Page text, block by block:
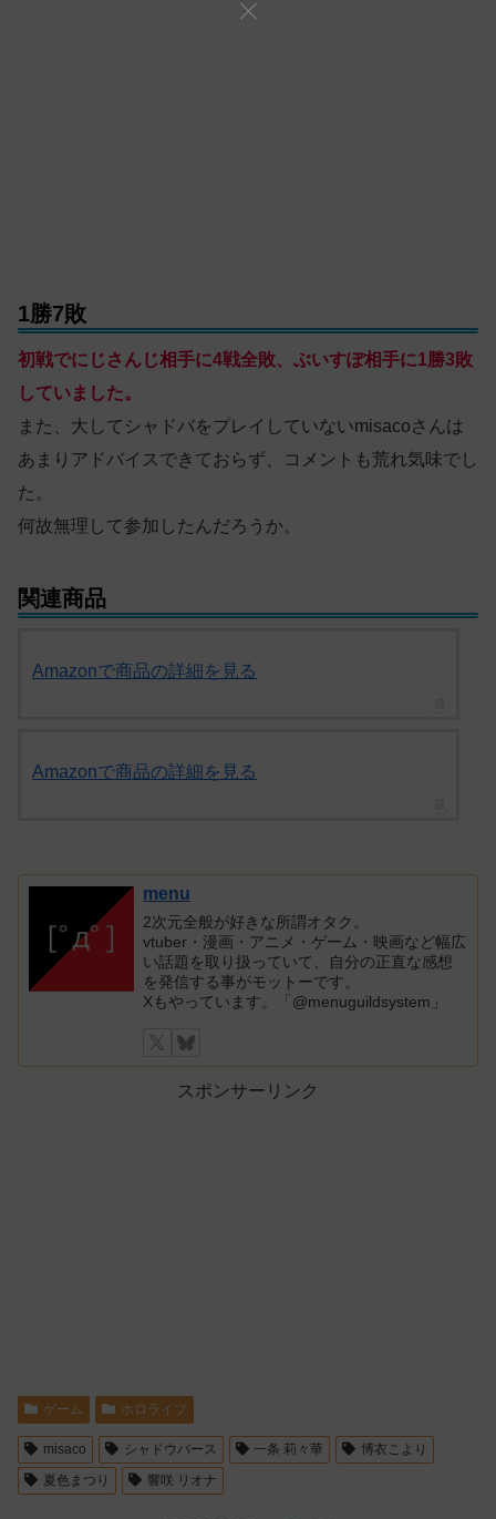
1勝7敗
初戦でにじさんじ相手に4戦全敗、ぶいすぽ相手に1勝3敗
していました。
また、大してシャドバをプレイしていないmisacoさんは
あまりアドバイスできておらず、コメントも荒れ気味でし
た。
何故無理して参加したんだろうか。
関連商品
Amazonで商品の詳細を見る
Amazonで商品の詳細を見る
menu
2次元全般が好きな所謂オタク。
vtuber・漫画・アニメ・ゲーム・映画など幅広
い話題を取り扱っていて、自分の正直な感想
を発信する事がモットーです。
Xもやっています。「@menuguildsystem」
スポンサーリンク
ゲーム ホロライブ
misaco シャドウバース 一条 莉々華
博衣こより
夏色まつり
響咲 リオナ